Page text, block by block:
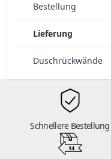
Bestellung
Lieferung
Duschrückwände
Schnellere Bestellung
14